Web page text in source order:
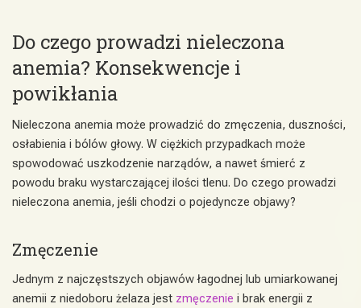
Do czego prowadzi nieleczona
anemia? Konsekwencje i
powikłania
Nieleczona anemia może prowadzić do zmęczenia, duszności,
osłabienia i bólów głowy. W ciężkich przypadkach może
spowodować uszkodzenie narządów, a nawet śmierć z
powodu braku wystarczającej ilości tlenu. Do czego prowadzi
nieleczona anemia, jeśli chodzi o pojedyncze objawy?
Zmęczenie
Jednym z najczęstszych objawów łagodnej lub umiarkowanej
anemii z niedoboru żelaza jest zmęczenie i brak energii z